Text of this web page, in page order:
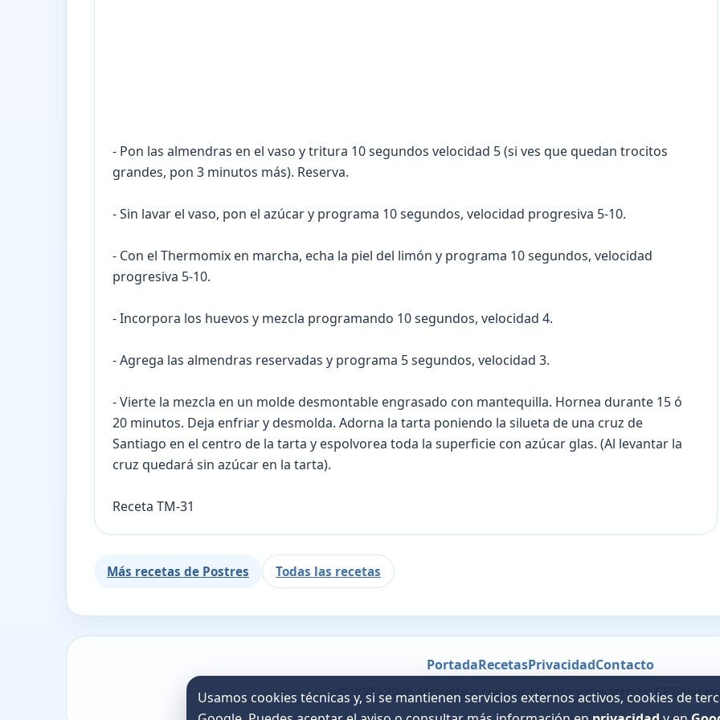
Usamos cookies técnicas y, si se mantienen servicios externos activos, cookies de
- Pon las almendras en el vaso y tritura 10 segundos velocidad 5 (si ves que quedan trocitos
grandes, pon 3 minutos más). Reserva.
- Sin lavar el vaso, pon el azúcar y programa 10 segundos, velocidad progresiva 5-10.
- Con el Thermomix en marcha, echa la piel del limón y programa 10 segundos, velocidad
progresiva 5-10.
- Incorpora los huevos y mezcla programando 10 segundos, velocidad 4.
- Agrega las almendras reservadas y programa 5 segundos, velocidad 3.
- Vierte la mezcla en un molde desmontable engrasado con mantequilla. Hornea durante 15 ó
20 minutos. Deja enfriar y desmolda. Adorna la tarta poniendo la silueta de una cruz de
Santiago en el centro de la tarta y espolvorea toda la superficie con azúcar glas. (Al levantar la
cruz quedará sin azúcar en la tarta).
Receta TM-31
Más recetas de Postres Todas las recetas
PortadaRecetasPrivacidadContacto
© 2000-2026 Atrévete a cocinar. Diseño y desarrollo: CEZ